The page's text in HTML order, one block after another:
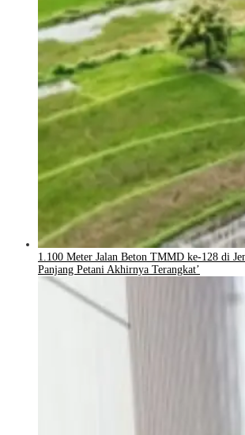
1.100 Meter Jalan Beton TMMD ke-128 di
Panjang Petani Akhirnya Terangkat’